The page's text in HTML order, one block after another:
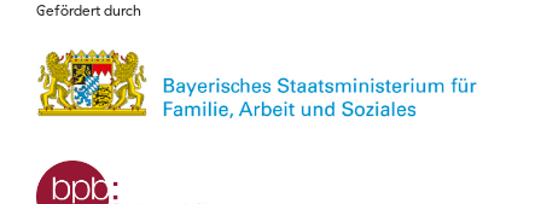
Gefördert durch